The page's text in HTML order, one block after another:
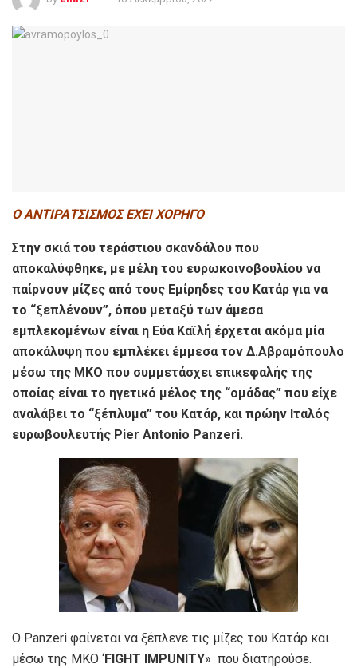
Ο ΑΝΤΙΡΑΤΣΙΣΜΟΣ ΕΧΕΙ ΧΟΡΗΓΟ
Στην σκιά του τεράστιου σκανδάλου που
αποκαλύφθηκε, με μέλη του ευρωκοινοβουλίου να
παίρνουν μίζες από τους Εμίρηδες του Κατάρ για να
το “ξεπλένουν”, όπου μεταξύ των άμεσα
εμπλεκομένων είναι η Εύα Καϊλή έρχεται ακόμα μία
αποκάλυψη που εμπλέκει έμμεσα τον Δ.Αβραμόπουλο
μέσω της ΜΚΟ που συμμετάσχει επικεφαλής της
οποίας είναι το ηγετικό μέλος της “ομάδας” που είχε
αναλάβει το “ξέπλυμα” του Κατάρ, και πρώην Ιταλός
ευρωβουλευτής Pier Antonio Panzeri.
Ο Panzeri φαίνεται να ξέπλενε τις μίζες του Κατάρ και
μέσω της ΜΚΟ ‘FIGHT IMPUNITY» που διατηρούσε.